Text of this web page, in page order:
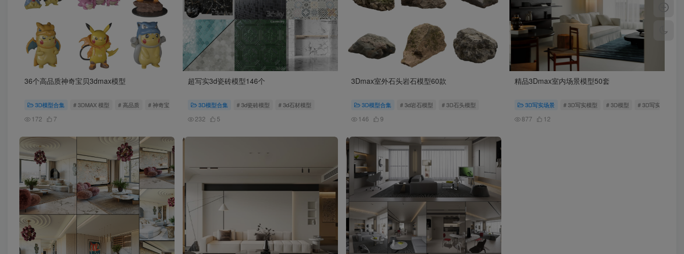
36个高品质神奇宝贝3dmax模型
3D模型合集 # 3DMAX 模型 # 高品质 # 神奇宝贝
172 7
超写实3d瓷砖模型146个
3D模型合集 # 3d瓷砖模型 # 3d石材模型
232 5
3Dmax室外石头岩石模型60款
3D模型合集 # 3d岩石模型 # 3D石头模型
146 9
精品3Dmax室内场景模型50套
3D写实场景 # 3D写实模型 # 3D模型 # 3D写实场景
877 12